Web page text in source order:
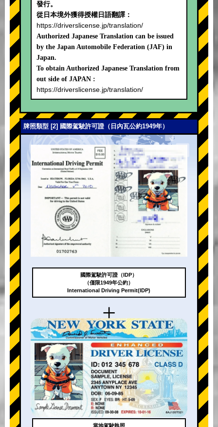
發行。
從日本境外獲得授權日語翻譯：
https://driverslicense.jp/translation/
Authorized Japanese Translation can be issued
by the Japan Automobile Federation (JAF) in
Japan.
To obtain Authorized Japanese Translation from
out side of JAPAN :
https://driverslicense.jp/translation/
牌照類型 [2] 國際駕駛許可證（日內瓦公約1949年）
+
國際駕駛許可證（IDP）
（僅限1949年公約）
International Driving Permit(IDP)
當地駕駛執照